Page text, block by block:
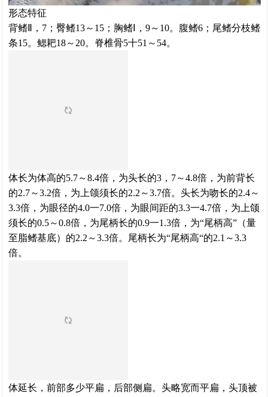
形态特征
背鳍Ⅱ，7；臀鳍13～15；胸鳍Ⅰ，9～10。腹鳍6；尾鳍分枝鳍
条15。鳃耙18～20。脊椎骨5十51～54。
体长为体高的5.7～8.4倍，为头长的3，7～4.8倍，为前背长
的2.7～3.2倍，为上颌须长的2.2～3.7倍。头长为吻长的2.4～
3.3倍，为眼径的4.0一7.0倍，为眼间距的3.3一4.7倍，为上颌
须长的0.5～0.8倍，为尾柄长的0.9一1.3倍，为“尾柄高”（量
至脂鳍基底）的2.2～3.3倍。尾柄长为“尾柄高“的2.1～3.3
倍。
体延长，前部多少平扁，后部侧扁。头略宽而平扁，头顶被